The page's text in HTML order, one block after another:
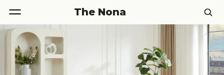
The Nona